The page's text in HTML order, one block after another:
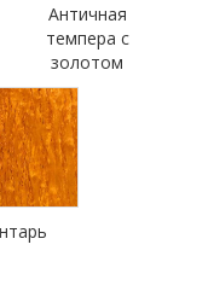
Античная
темпера с
золотом